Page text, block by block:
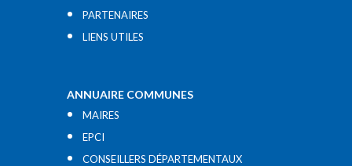
PARTENAIRES
LIENS UTILES​
ANNUAIRE COMMUNES
MAIRES
EPCI
CONSEILLERS DÉPARTEMENTAUX